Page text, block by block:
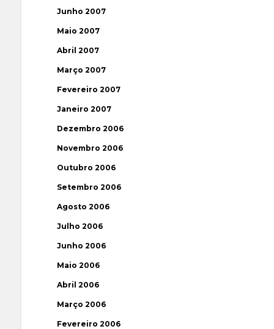
Junho 2007
Maio 2007
Abril 2007
Março 2007
Fevereiro 2007
Janeiro 2007
Dezembro 2006
Novembro 2006
Outubro 2006
Setembro 2006
Agosto 2006
Julho 2006
Junho 2006
Maio 2006
Abril 2006
Março 2006
Fevereiro 2006